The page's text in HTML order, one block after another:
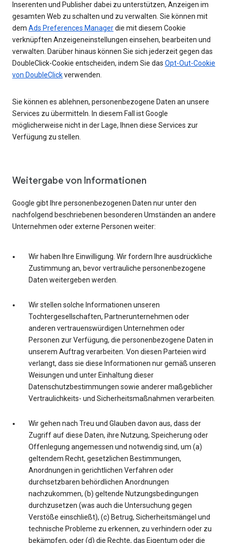
Inserenten und Publisher dabei zu unterstützen, Anzeigen im
gesamten Web zu schalten und zu verwalten. Sie können mit
dem Ads Preferences Managerdie mit diesem Cookie
verknüpften Anzeigeneinstellungen einsehen, bearbeiten und
verwalten. Darüber hinaus können Sie sich jederzeit gegen das
DoubleClick-Cookie entscheiden, indem Sie das Opt-Out-Cookie
von DoubleClickverwenden.
Sie können es ablehnen, personenbezogene Daten an unsere
Services zu übermitteln. In diesem Fall ist Google
möglicherweise nicht in der Lage, Ihnen diese Services zur
Verfügung zu stellen.
Weitergabe von Informationen
Google gibt Ihre personenbezogenen Daten nur unter den
nachfolgend beschriebenen besonderen Umständen an andere
Unternehmen oder externe Personen weiter:
Wir haben Ihre Einwilligung. Wir fordern Ihre ausdrückliche
Zustimmung an, bevor vertrauliche personenbezogene
Daten weitergeben werden.
Wir stellen solche Informationen unseren
Tochtergesellschaften, Partnerunternehmen oder
anderen vertrauenswürdigen Unternehmen oder
Personen zur Verfügung, die personenbezogene Daten in
unserem Auftrag verarbeiten. Von diesen Parteien wird
verlangt, dass sie diese Informationen nur gemäß unseren
Weisungen und unter Einhaltung dieser
Datenschutzbestimmungen sowie anderer maßgeblicher
Vertraulichkeits- und Sicherheitsmaßnahmen verarbeiten.
Wir gehen nach Treu und Glauben davon aus, dass der
Zugriff auf diese Daten, ihre Nutzung, Speicherung oder
Offenlegung angemessen und notwendig sind, um (a)
geltendem Recht, gesetzlichen Bestimmungen,
Anordnungen in gerichtlichen Verfahren oder
durchsetzbaren behördlichen Anordnungen
nachzukommen, (b) geltende Nutzungsbedingungen
durchzusetzen (was auch die Untersuchung gegen
Verstöße einschließt), (c) Betrug, Sicherheitsmängel und
technische Probleme zu erkennen, zu verhindern oder zu
bekämpfen, oder (d) die Rechte, das Eigentum oder die